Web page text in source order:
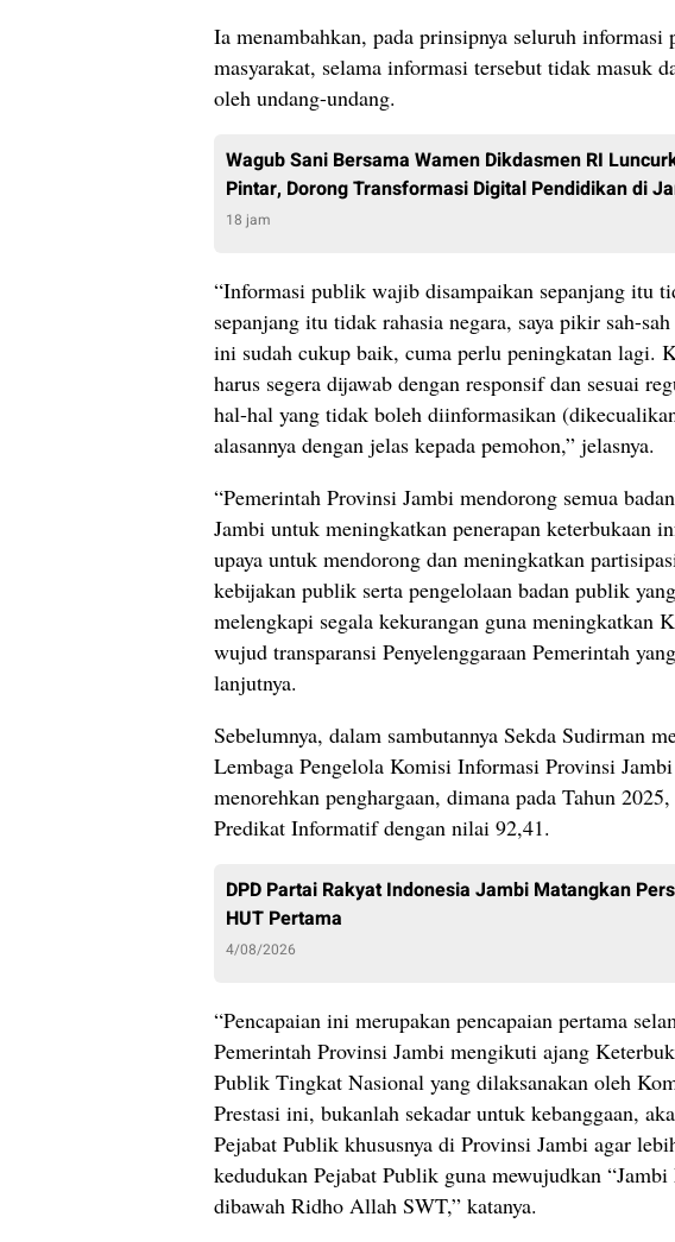
Ia menambahkan, pada prinsipnya seluruh
masyarakat, selama informasi tersebut tidak masuk
oleh undang-undang.
Wagub Sani Bersama Wamen Dikdasmen RI
Pintar, Dorong Transformasi Digital Pendidikan di
18 jam
“Informasi publik wajib disampaikan sepanjang itu
sepanjang itu tidak rahasia negara, saya pikir sah-
ini sudah cukup baik, cuma perlu peningkatan lagi.
harus segera dijawab dengan responsif dan sesuai
hal-hal yang tidak boleh diinformasikan
alasannya dengan jelas kepada pemohon,” jelasnya.
“Pemerintah Provinsi Jambi mendorong semua
Jambi untuk meningkatkan penerapan keterbukaan
upaya untuk mendorong dan meningkatkan
kebijakan publik serta pengelolaan badan publik
melengkapi segala kekurangan guna meningkatkan
wujud transparansi Penyelenggaraan Pemerintah
lanjutnya.
Sebelumnya, dalam sambutannya Sekda Sudirman
Lembaga Pengelola Komisi Informasi Provinsi
menorehkan penghargaan, dimana pada Tahun
Predikat Informatif dengan nilai 92,41.
DPD Partai Rakyat Indonesia Jambi Matangkan
HUT Pertama
4/08/2026
“Pencapaian ini merupakan pencapaian pertama
Pemerintah Provinsi Jambi mengikuti ajang
Publik Tingkat Nasional yang dilaksanakan oleh
Prestasi ini, bukanlah sekadar untuk kebanggaan,
Pejabat Publik khususnya di Provinsi Jambi agar
kedudukan Pejabat Publik guna mewujudkan
dibawah Ridho Allah SWT,” katanya.